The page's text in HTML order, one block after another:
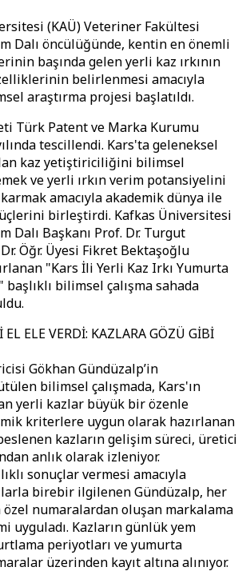
(KAÜ) Veteriner Fakültesi
Dalı öncülüğünde, kentin en önemli
başında gelen yerli kaz ırkının
belirlenmesi amacıyla
araştırma projesi başlatıldı.
Türk Patent ve Marka Kurumu
tescillendi. Kars'ta geleneksel
kaz yetiştiriciliğini bilimsel
ve yerli ırkın verim potansiyelini
amacıyla akademik dünya ile
birleştirdi. Kafkas Üniversitesi
Dalı Başkanı Prof. Dr. Turgut
Dr. Öğr. Üyesi Fikret Bektaşoğlu
"Kars İli Yerli Kaz Irkı Yumurta
bilimsel çalışma sahada
ELE VERDİ: KAZLARA GÖZÜ GİBİ
Gökhan Gündüzalp’in
bilimsel çalışmada, Kars'ın
yerli kazlar büyük bir özenle
kriterlere uygun olarak hazırlanan
kazların gelişim süreci, üretici
anlık olarak izleniyor.
sonuçlar vermesi amacıyla
birebir ilgilenen Gündüzalp, her
özel numaralardan oluşan markalama
uyguladı. Kazların günlük yem
periyotları ve yumurta
üzerinden kayıt altına alınıyor.